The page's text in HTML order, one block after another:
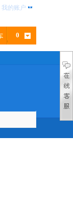
我的账户
0